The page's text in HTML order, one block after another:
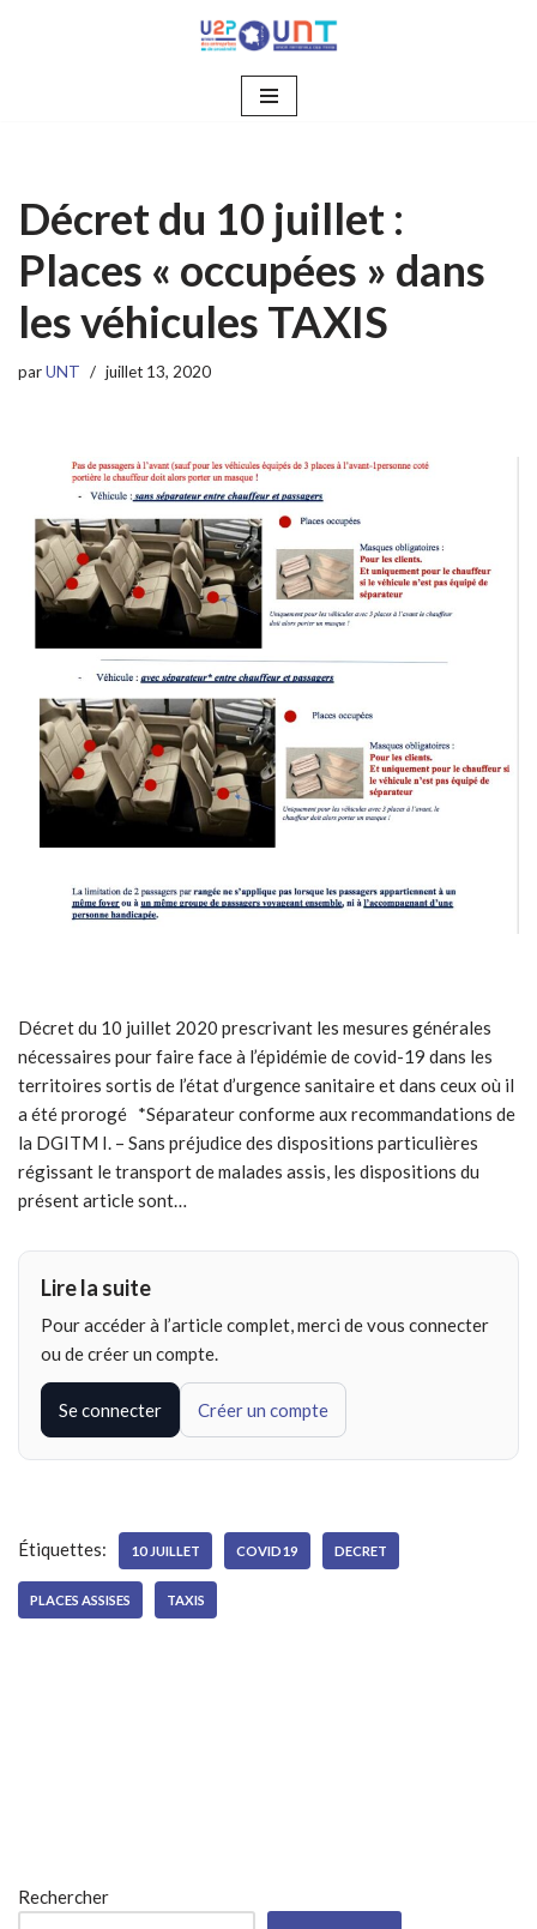
Décret du 10 juillet :
Places « occupées » dans
les véhicules TAXIS
parUNT juillet 13, 2020
Décret du 10 juillet 2020 prescrivant les mesures générales
nécessaires pour faire face à l’épidémie de covid-19 dans les
territoires sortis de l’état d’urgence sanitaire et dans ceux où il
a été prorogé *Séparateur conforme aux recommandations de
la DGITM I. – Sans préjudice des dispositions particulières
régissant le transport de malades assis, les dispositions du
présent article sont…
Lire la suite
Pour accéder à l’article complet, merci de vous connecter
ou de créer un compte.
Se connecter Créer un compte
Étiquettes: 10 JUILLET COVID19 DECRET
PLACES ASSISES TAXIS
Rechercher